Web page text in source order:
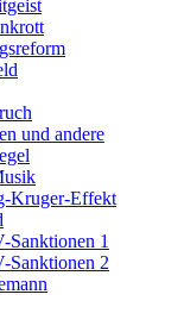
und andere
Kruger-Effekt
Sanktionen 1
Sanktionen 2